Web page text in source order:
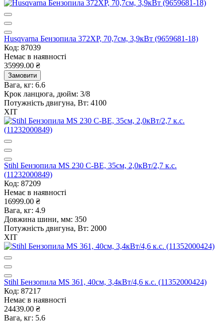
Husqvarna Бензопила 372XP, 70,7см, 3,9кВт (9659681-18)
Код: 87039
Немає в наявності
35999.00 ₴
Замовити
Вага, кг: 6.6
Крок ланцюга, дюйм: 3/8
Потужність двигуна, Вт: 4100
ХІТ
Stihl Бензопила MS 230 C-BE, 35см, 2,0кВт/2,7 к.с.
(11232000849)
Код: 87209
Немає в наявності
16999.00 ₴
Вага, кг: 4.9
Довжина шини, мм: 350
Потужність двигуна, Вт: 2000
ХІТ
Stihl Бензопила MS 361, 40см, 3,4кВт/4,6 к.с. (11352000424)
Код: 87217
Немає в наявності
24439.00 ₴
Вага, кг: 5.6